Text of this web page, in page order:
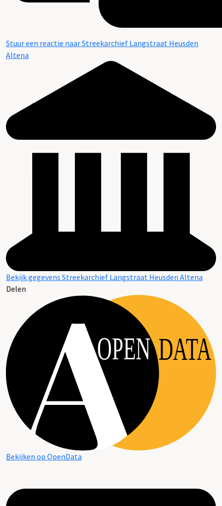
Stuur een reactie naar Streekarchief Langstraat Heusden
Altena
Bekijk gegevens Streekarchief Langstraat Heusden Altena
Delen
OPEN DATA
Bekijken op OpenData